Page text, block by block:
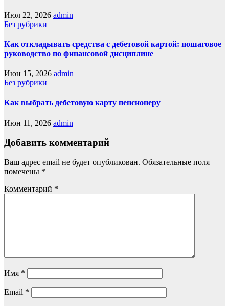
Июл 22, 2026 admin
Без рубрики
Как откладывать средства с дебетовой картой: пошаговое
руководство по финансовой дисциплине
Июн 15, 2026 admin
Без рубрики
Как выбрать дебетовую карту пенсионеру
Июн 11, 2026 admin
Добавить комментарий
Ваш адрес email не будет опубликован. Обязательные поля
помечены *
Комментарий *
Имя *
Email *